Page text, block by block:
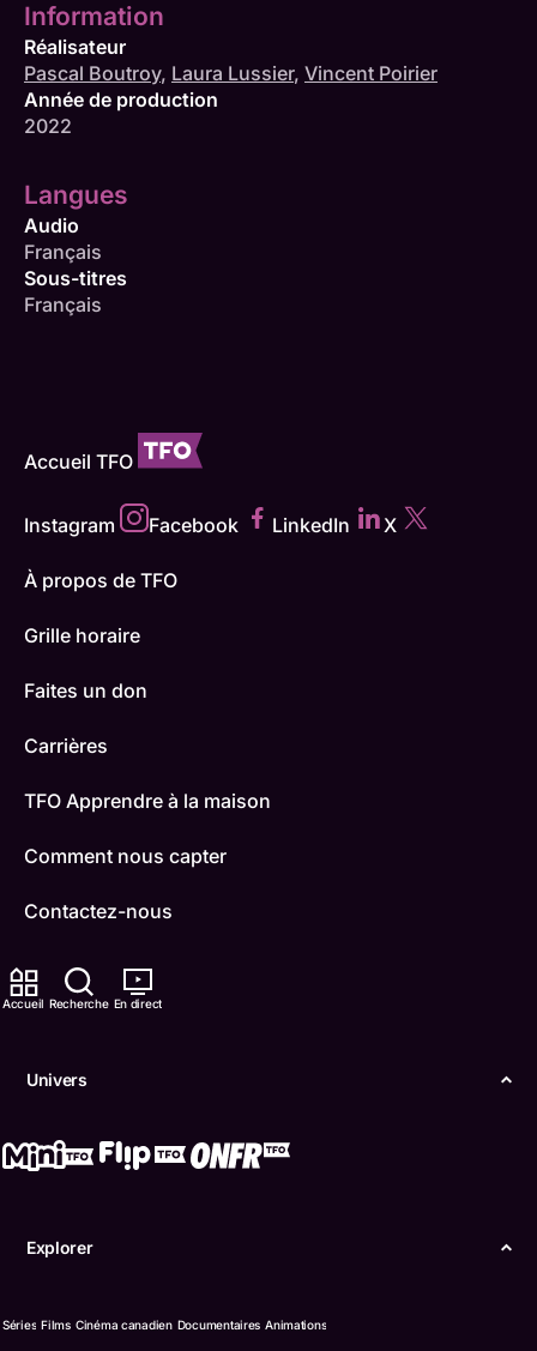
Accueil Recherche En direct
Univers
Explorer
Séries Films Cinéma canadien Documentaires Animations
Information
Réalisateur
Pascal Boutroy, Laura Lussier, Vincent Poirier
Année de production
2022
Langues
Audio
Français
Sous-titres
Français
Accueil TFO
Instagram Facebook LinkedIn X
À propos de TFO
Grille horaire
Faites un don
Carrières
TFO Apprendre à la maison
Comment nous capter
Contactez-nous
ONFR
Boukili
Confidentialité
langue française de l’Ontario (TFO) - 2026